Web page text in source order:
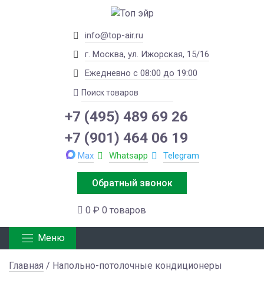
info@top-air.ru
г. Москва, ул. Ижорская, 15/16
Ежедневно с 08:00 до 19:00
+7 (495) 489 69 26
+7 (901) 464 06 19
Max Whatsapp Telegram
Обратный звонок
0 ₽ 0 товаров
Меню
Главная / Напольно-потолочные кондиционеры